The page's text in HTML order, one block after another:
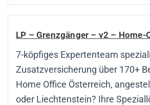
LP – Grenzgänger – v2 – Home-
7-köpfiges Expertenteam
Zusatzversicherung über 170+
Home Office Österreich,
oder Liechtenstein? Ihre